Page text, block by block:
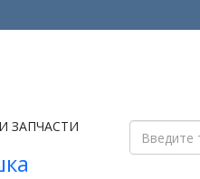
ЗАПЧАСТИ